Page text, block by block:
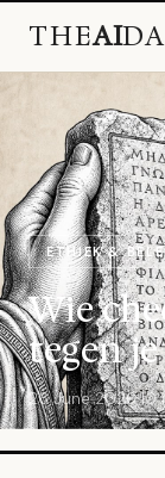
THEAI
ETHIEK &
Wie
tegen
26 June 2026·10